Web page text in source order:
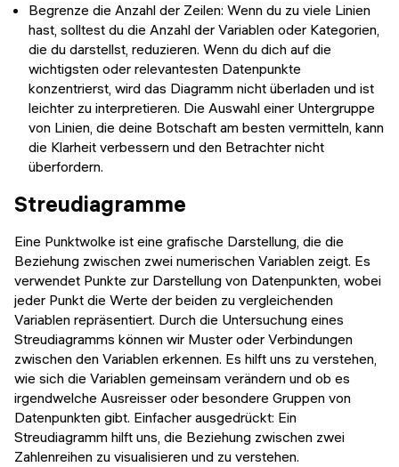
Begrenze die Anzahl der Zeilen: Wenn du zu viele Linien
hast, solltest du die Anzahl der Variablen oder Kategorien,
die du darstellst, reduzieren. Wenn du dich auf die
wichtigsten oder relevantesten Datenpunkte
konzentrierst, wird das Diagramm nicht überladen und ist
leichter zu interpretieren. Die Auswahl einer Untergruppe
von Linien, die deine Botschaft am besten vermitteln, kann
die Klarheit verbessern und den Betrachter nicht
überfordern.
Streudiagramme
Eine Punktwolke ist eine grafische Darstellung, die die
Beziehung zwischen zwei numerischen Variablen zeigt. Es
verwendet Punkte zur Darstellung von Datenpunkten, wobei
jeder Punkt die Werte der beiden zu vergleichenden
Variablen repräsentiert. Durch die Untersuchung eines
Streudiagramms können wir Muster oder Verbindungen
zwischen den Variablen erkennen. Es hilft uns zu verstehen,
wie sich die Variablen gemeinsam verändern und ob es
irgendwelche Ausreisser oder besondere Gruppen von
Datenpunkten gibt. Einfacher ausgedrückt: Ein
Streudiagramm hilft uns, die Beziehung zwischen zwei
Zahlenreihen zu visualisieren und zu verstehen.